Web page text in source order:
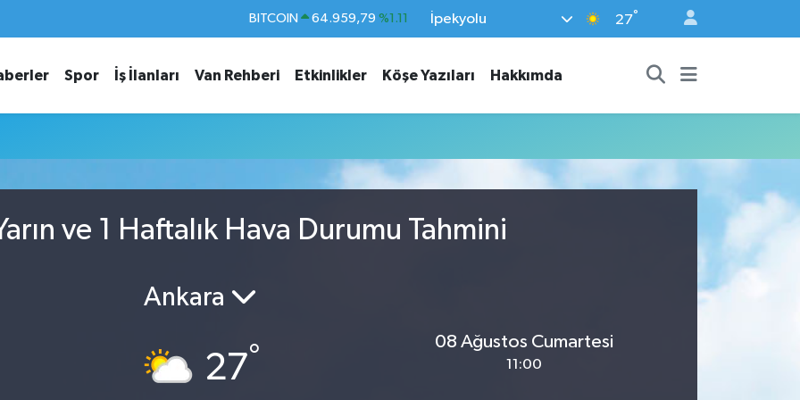
BITCOIN 64.959,79 %1.11
EURO 55,2510 %0.32
STERLİN 64,4811 %0.38
%-14
İpekyolu 27°
Spor İş İlanları Van Rehberi Etkinlikler Köşe Yazıları Hakkımda
ve 1 Haftalık Hava Durumu Tahmini
Ankara
27°
08 Ağustos Cumartesi
11:00